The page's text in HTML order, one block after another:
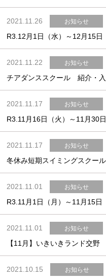
お問合せフォーム
交野市施設予約シス
2021.11.26 お知らせ
R3.12月1日（水）～12月15日
2021.11.22 お知らせ
チアダンススクール 紹介・入
2021.11.17 お知らせ
R3.11月16日（火）～11月30
2021.11.17 お知らせ
冬休み短期スイミングスクー
2021.11.01 お知らせ
R3.11月1日（月）～11月15日
2021.11.01 お知らせ
【11月】いきいきランド交
2021.10.15 お知らせ